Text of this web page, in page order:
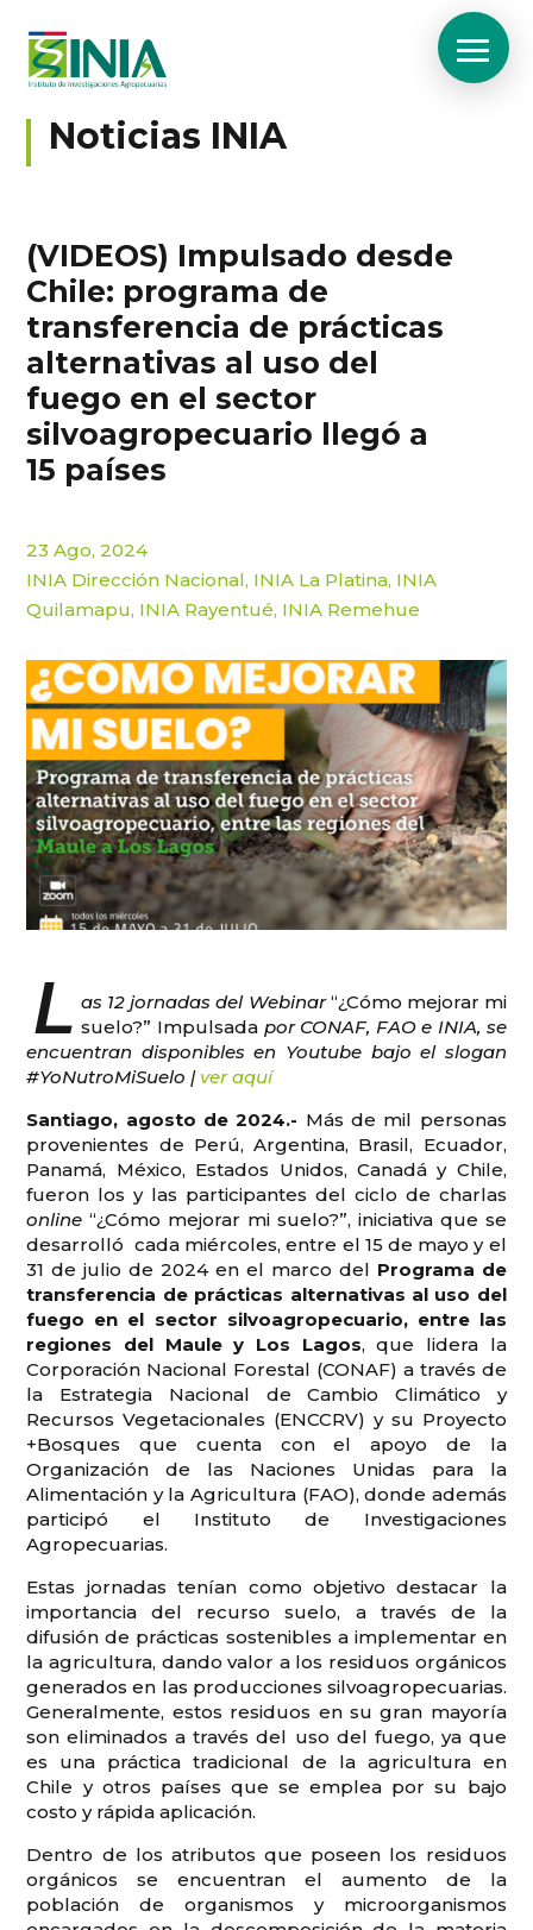
Noticias INIA
(VIDEOS) Impulsado desde
Chile: programa de
transferencia de prácticas
alternativas al uso del
fuego en el sector
silvoagropecuario llegó a
15 países
23 Ago, 2024
INIA Dirección Nacional, INIA La Platina, INIA
Quilamapu, INIA Rayentué, INIA Remehue
L as 12 jornadas del Webinar“¿Cómo mejorar mi
suelo?” Impulsada por CONAF, FAO e INIA, se
encuentran disponibles en Youtube bajo el slogan
#YoNutroMiSuelo |ver aquí
Santiago, agosto de 2024.- Más de mil personas
provenientes de Perú, Argentina, Brasil, Ecuador,
Panamá, México, Estados Unidos, Canadá y Chile,
fueron los y las participantes del ciclo de charlas
online“¿Cómo mejorar mi suelo?”, iniciativa que se
desarrolló cada miércoles, entre el 15 de mayo y el
31 de julio de 2024 en el marco del Programa de
transferencia de prácticas alternativas al uso del
fuego en el sector silvoagropecuario, entre las
regiones del Maule y Los Lagos, que lidera la
Corporación Nacional Forestal (CONAF) a través de
la Estrategia Nacional de Cambio Climático y
Recursos Vegetacionales (ENCCRV) y su Proyecto
+Bosques que cuenta con el apoyo de la
Organización de las Naciones Unidas para la
Alimentación y la Agricultura (FAO), donde además
participó el Instituto de Investigaciones
Agropecuarias.
Estas jornadas tenían como objetivo destacar la
importancia del recurso suelo, a través de la
difusión de prácticas sostenibles a implementar en
la agricultura, dando valor a los residuos orgánicos
generados en las producciones silvoagropecuarias.
Generalmente, estos residuos en su gran mayoría
son eliminados a través del uso del fuego, ya que
es una práctica tradicional de la agricultura en
Chile y otros países que se emplea por su bajo
costo y rápida aplicación.
Dentro de los atributos que poseen los residuos
orgánicos se encuentran el aumento de la
población de organismos y microorganismos